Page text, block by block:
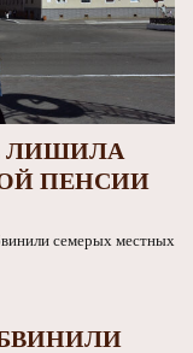
ЛИШИЛА
ПЕНСИИ